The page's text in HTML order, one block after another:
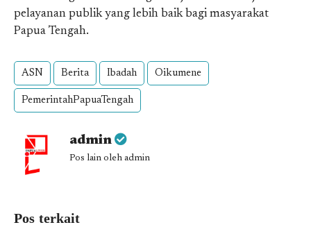
pelayanan publik yang lebih baik bagi masyarakat
Papua Tengah.
ASN Berita Ibadah Oikumene
PemerintahPapuaTengah
admin
Pos lain oleh admin
Pos terkait